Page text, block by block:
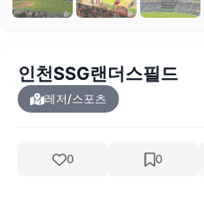
인천SSG랜더스필드
레저/스포츠
0 0